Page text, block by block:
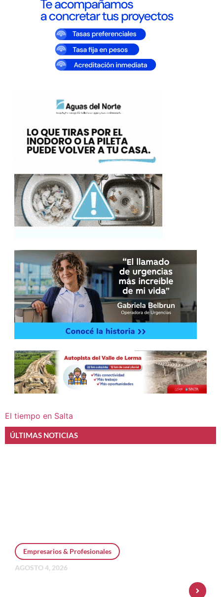
El tiempo en Salta
ÚLTIMAS NOTICIAS
Empresarios & Profesionales
AGOSTO 4, 2026